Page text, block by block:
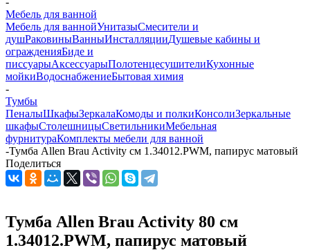
Мебель для ванной
Мебель для ваннойУнитазыСмесители и
душРаковиныВанныИнсталляцииДушевые кабины и
огражденияБиде и
писсуарыАксессуарыПолотенцесушителиКухонные
мойкиВодоснабжениеБытовая химия
-
Тумбы
ПеналыШкафыЗеркалаКомоды и полкиКонсолиЗеркальные
шкафыСтолешницыСветильникиМебельная
фурнитураКомплекты мебели для ванной
-Тумба Allen Brau Activity см 1.34012.PWM, папирус матовый
Поделиться
Тумба Allen Brau Activity 80 см
1.34012.PWM, папирус матовый